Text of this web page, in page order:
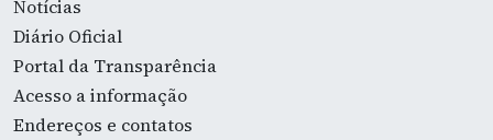
Notícias
Diário Oficial
Portal da Transparência
Acesso a informação
Endereços e contatos